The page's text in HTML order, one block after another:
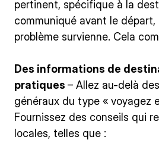
pertinent, spécifique à la
communiqué avant le départ,
problème survienne. Cela
Des informations de
pratiques – Allez au-delà
généraux du type « voyagez
Fournissez des conseils qui
locales, telles que :